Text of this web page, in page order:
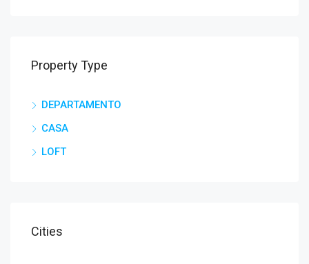
Property Type
DEPARTAMENTO
CASA
LOFT
Cities